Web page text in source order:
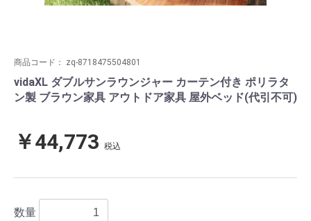
商品コード： zq-8718475504801
vidaXL ダブルサンラウンジャー カーテン付き ポリラタ
ン製 ブラウン家具 アウトドア家具 屋外ベッド(代引不可)
￥44,773 税込
数量